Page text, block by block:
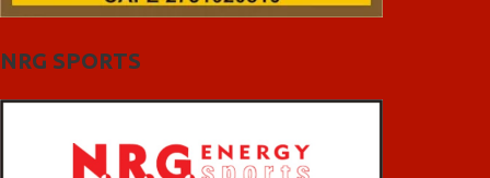
NRG SPORTS